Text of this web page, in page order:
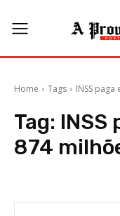
Home Tags INSS
Tag: INSS
874